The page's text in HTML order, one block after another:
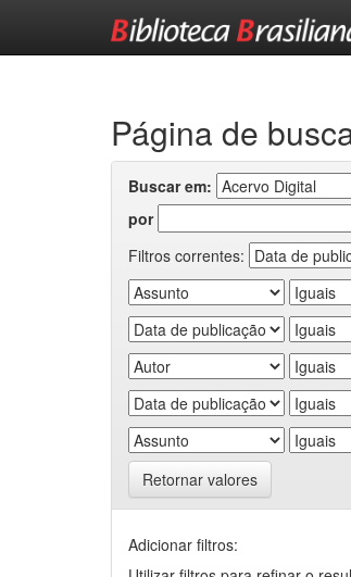
Página de
Buscar em:
por
Filtros correntes:
Retornar valores
Adicionar filtros: